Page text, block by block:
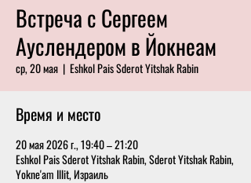
Встреча с Сергеем
Ауслендером в Йокнеам
ср, 20 мая
  |
Eshkol Pais Sderot Yitshak Rabin
Время и место
20 мая 2026 г., 19:40 – 21:20
Eshkol Pais Sderot Yitshak Rabin, Sderot Yitshak Rabin,
Yokne'am Illit, Израиль